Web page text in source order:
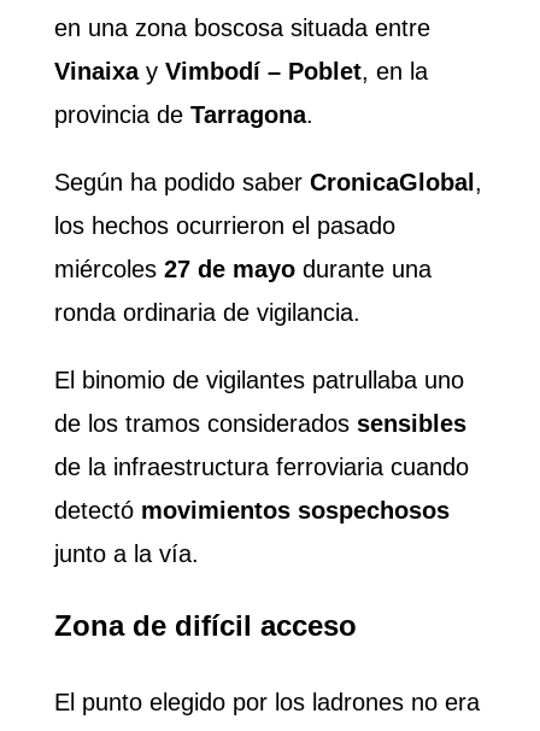
en una zona boscosa situada entre
Vinaixay Vimbodí – Poblet, en la
provincia de Tarragona.
Según ha podido saber CronicaGlobal ,
los hechos ocurrieron el pasado
miércoles 27 de mayodurante una
ronda ordinaria de vigilancia.
El binomio de vigilantes patrullaba uno
de los tramos considerados sensibles
de la infraestructura ferroviaria cuando
detectó movimientos sospechosos
junto a la vía.
Zona de difícil acceso
El punto elegido por los ladrones no era